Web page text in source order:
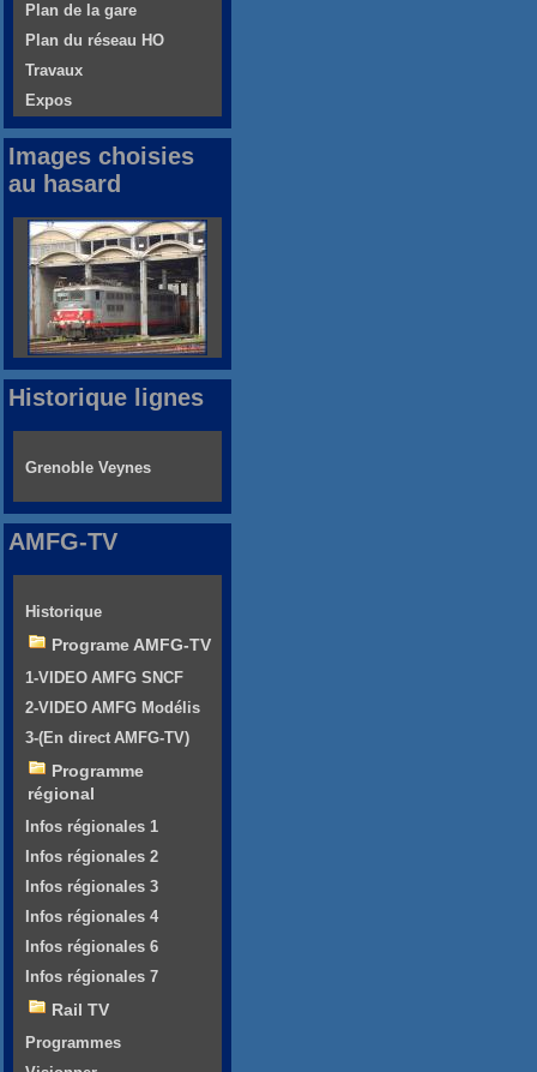
Plan de la gare
Plan du réseau HO
Travaux
Expos
Images choisies
au hasard
Historique lignes
Grenoble Veynes
AMFG-TV
Historique
Programe AMFG-TV
1-VIDEO AMFG SNCF
2-VIDEO AMFG Modélis
3-(En direct AMFG-TV)
Programme
régional
Infos régionales 1
Infos régionales 2
Infos régionales 3
Infos régionales 4
Infos régionales 6
Infos régionales 7
Rail TV
Programmes